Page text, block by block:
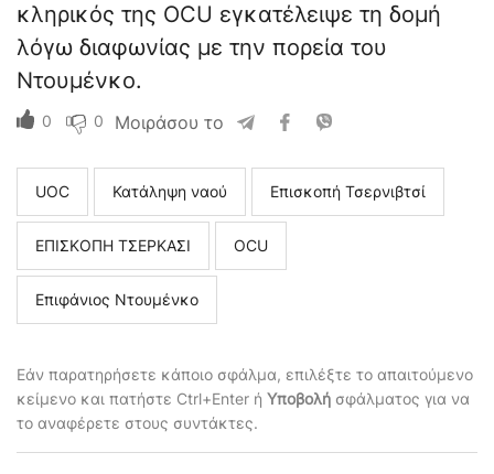
κληρικός της OCU εγκατέλειψε τη δομή
λόγω διαφωνίας με την πορεία του
Ντουμένκο.
0 0 Μοιράσου το
UOC Κατάληψη ναού Επισκοπή Τσερνιβτσί
ΕΠΙΣΚΟΠΗ ΤΣΕΡΚΑΣΙ ΟCU
Επιφάνιος Ντουμένκο
Εάν παρατηρήσετε κάποιο σφάλμα, επιλέξτε το απαιτούμενο
κείμενο και πατήστε Ctrl+Enter ή Υποβολή σφάλματος για να
το αναφέρετε στους συντάκτες.